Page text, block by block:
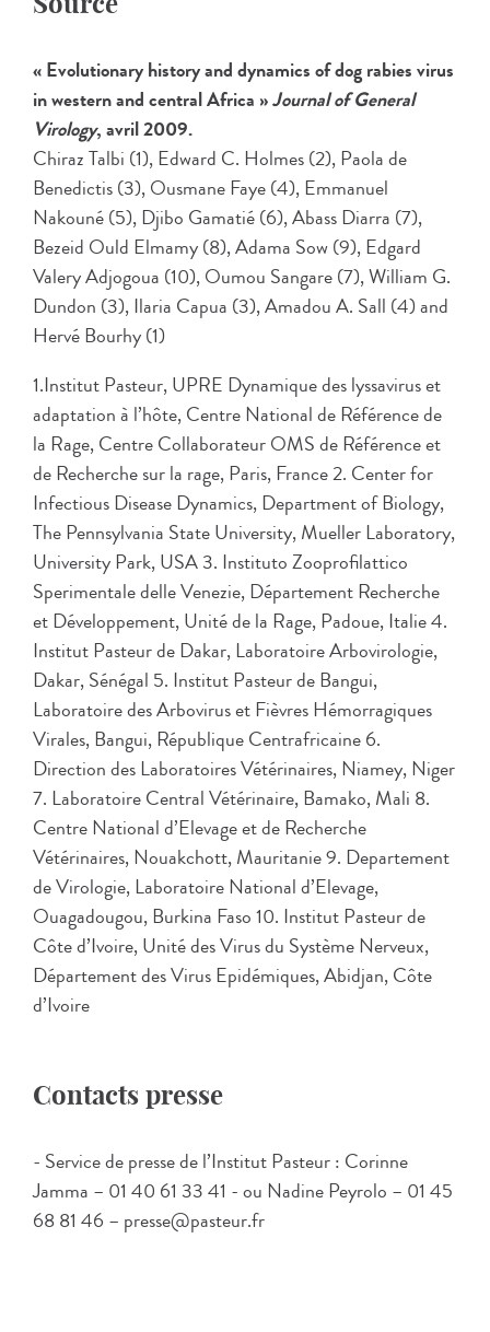
« Evolutionary history and dynamics of dog rabies virus
in western and central Africa »Journal of General
Virology, avril 2009.
Chiraz Talbi (1), Edward C. Holmes (2), Paola de
Benedictis (3), Ousmane Faye (4), Emmanuel
Nakouné (5), Djibo Gamatié (6), Abass Diarra (7),
Bezeid Ould Elmamy (8), Adama Sow (9), Edgard
Valery Adjogoua (10), Oumou Sangare (7), William G.
Dundon (3), Ilaria Capua (3), Amadou A. Sall (4) and
Hervé Bourhy (1)
1.Institut Pasteur, UPRE Dynamique des lyssavirus et
adaptation à l’hôte, Centre National de Référence de
la Rage, Centre Collaborateur OMS de Référence et
de Recherche sur la rage, Paris, France 2. Center for
Infectious Disease Dynamics, Department of Biology,
The Pennsylvania State University, Mueller Laboratory,
University Park, USA 3. Instituto Zooprofilattico
Sperimentale delle Venezie, Département Recherche
et Développement, Unité de la Rage, Padoue, Italie 4.
Institut Pasteur de Dakar, Laboratoire Arbovirologie,
Dakar, Sénégal 5. Institut Pasteur de Bangui,
Laboratoire des Arbovirus et Fièvres Hémorragiques
Virales, Bangui, République Centrafricaine 6.
Direction des Laboratoires Vétérinaires, Niamey, Niger
7. Laboratoire Central Vétérinaire, Bamako, Mali 8.
Centre National d’Elevage et de Recherche
Vétérinaires, Nouakchott, Mauritanie 9. Departement
de Virologie, Laboratoire National d’Elevage,
Ouagadougou, Burkina Faso 10. Institut Pasteur de
Côte d’Ivoire, Unité des Virus du Système Nerveux,
Département des Virus Epidémiques, Abidjan, Côte
d’Ivoire
Contacts presse
- Service de presse de l’Institut Pasteur : Corinne
Jamma – 01 40 61 33 41 - ou Nadine Peyrolo – 01 45
68 81 46 – presse@pasteur.fr